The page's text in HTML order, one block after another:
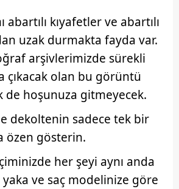
abartılı kıyafetler ve abartılı
uzak durmakta fayda var.
arşivlerimizde sürekli
çıkacak olan bu görüntü
de hoşunuza gitmeyecek.
dekoltenin sadece tek bir
özen gösterin.
her şeyi aynı anda
ve saç modelinize göre